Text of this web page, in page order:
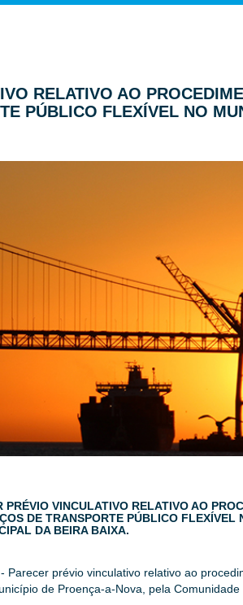
RELATIVO AO
PÚBLICO FLEXÍVEL NO
PRÉVIO VINCULATIVO RELATIVO AO
DE TRANSPORTE PÚBLICO FLEXÍVEL
DA BEIRA BAIXA.
Parecer prévio vinculativo relativo ao
de Proença-a-Nova, pela Comunidade